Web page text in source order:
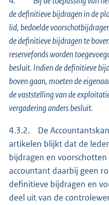
de definitieve bijdragen in de
lid, bedoelde
de definitieve bijdragen te
reservefonds worden
besluit. Indien de definitieve
boven gaan, moeten de
de vaststelling van de
vergadering anders besluit.
4.3.2. De
artikelen blijkt dat de
bijdragen en
accountant daarbij geen
definitieve bijdragen en
deel uit van de